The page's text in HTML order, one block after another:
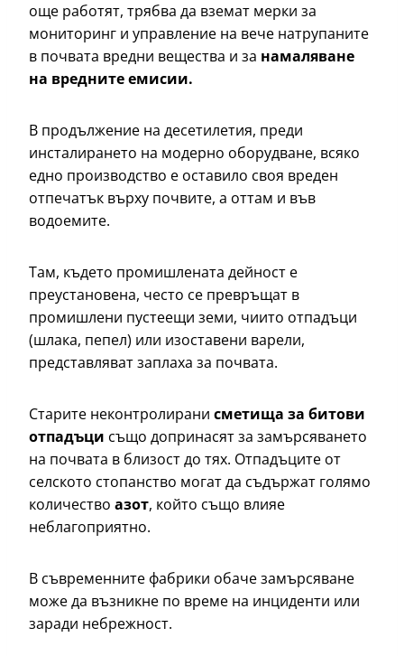
още работят, трябва да вземат мерки за
мониторинг и управление на вече натрупаните
в почвата вредни вещества и за намаляване
на вредните емисии.
В продължение на десетилетия, преди
инсталирането на модерно оборудване, всяко
едно производство е оставило своя вреден
отпечатък върху почвите, а оттам и във
водоемите.
Там, където промишлената дейност е
преустановена, често се превръщат в
промишлени пустеещи земи, чиито отпадъци
(шлака, пепел) или изоставени варели,
представляват заплаха за почвата.
Старите неконтролирани сметища за битови
отпадъци също допринасят за замърсяването
на почвата в близост до тях. Отпадъците от
селското стопанство могат да съдържат голямо
количество азот, който също влияе
неблагоприятно.
В съвременните фабрики обаче замърсяване
може да възникне по време на инциденти или
заради небрежност.